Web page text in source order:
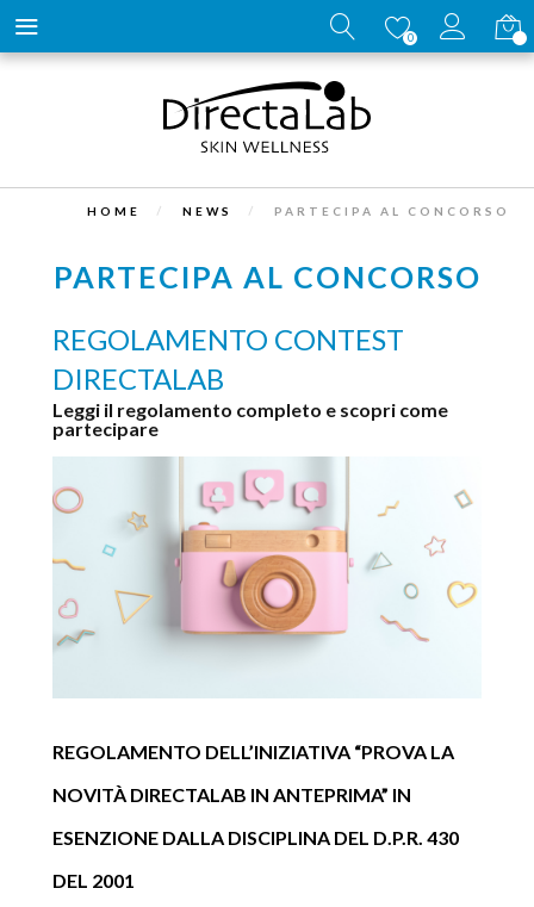
0
HOME NEWS PARTECIPA AL CONCORSO
PARTECIPA AL CONCORSO
REGOLAMENTO CONTEST
DIRECTALAB
Leggi il regolamento completo e scopri come
partecipare
REGOLAMENTO DELL’INIZIATIVA “PROVA LA
NOVITÀ DIRECTALAB IN ANTEPRIMA” IN
ESENZIONE DALLA DISCIPLINA DEL D.P.R. 430
DEL 2001